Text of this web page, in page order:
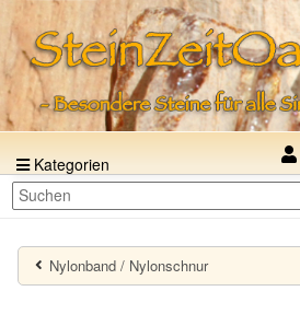
Kategorien
Nylonband / Nylonschnur